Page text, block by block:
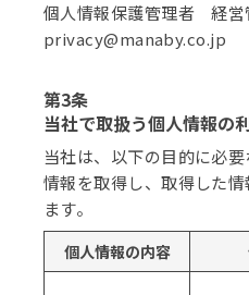
個人情報保護管理者 経
privacy@manaby.co.jp
第3条
当社で取扱う個人情報の
当社は、以下の目的に必
情報を取得し、取得した
ます。
個人情報の内容